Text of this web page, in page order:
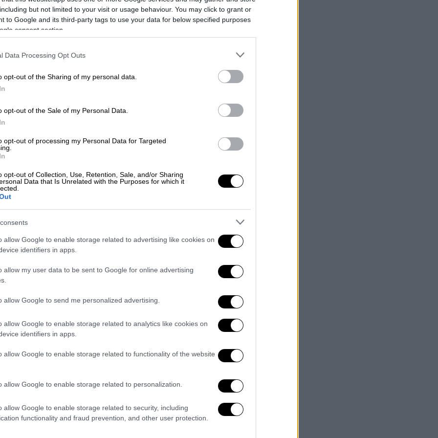
but not limited to your visit or usage behaviour. You may click to grant or
to Google and its third-party tags to use your data for below specified purposes
consent section.
Data Processing Opt Outs
opt-out of the Sharing of my personal data.
opt-out of the Sale of my Personal Data.
opt-out of processing my Personal Data for Targeted
opt-out of Collection, Use, Retention, Sale, and/or Sharing
Data that Is Unrelated with the Purposes for which it
allow Google to enable storage related to advertising like cookies on
identifiers in apps.
allow my user data to be sent to Google for online advertising
allow Google to send me personalized advertising.
allow Google to enable storage related to analytics like cookies on
identifiers in apps.
allow Google to enable storage related to functionality of the website
allow Google to enable storage related to personalization.
allow Google to enable storage related to security, including
functionality and fraud prevention, and other user protection.
δηλώσεις κορυφαίου υπουργού της
ελληνικής κοινωνίας και της
με τη σύσταση προανακριτικής ή
το εγκληματικό δυστύχημα των Τεμπών
οι μηχανοδηγοί προειδοποιούσαν
οι επισημάνσεις τους αγνοήθηκαν
δυνατό τρόπο.
υπάρχουν ακόμα
αλλά και ψυχικά. Δεν μπορούν και
να ξεχάσουν οι συγγενείς των
ούτε η ελληνική κοινωνία. Όλοι μας
προς όλους τους υπευθύνους και
δικαιοσύνη. Ζητάμε, ακόμα μια φορά, να
της κοινής γνώμης από τα
στην επιστολή τους.
θα αρκεστούν στη θεωρία του «Μοναδικού
εγκληματικό και προδιαγεγραμμένο
την πολιτική ηγεσία του Υπουργείου
τους εμπλεκομένους φορείς, με
διαμαρτυρίας, αλλά και με
για όλες τις ελλείψεις/βλάβες στο
συνεπάγεται από την μη αποκατάστασή
ηφωτοσήμανση, η τηλεδιοίκηση, το
συρμών σύστημα ETCS και ότι υπήρχαν
του ατυχήματος επιβεβαιώθηκαν και
επίμονες προειδοποιήσειςκαι οχλήσεις
και συνυπεύθυνων φορέων